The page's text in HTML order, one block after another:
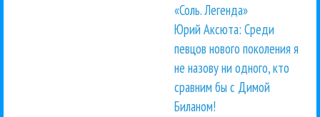
«Соль. Легенда»
Юрий Аксюта: Среди
певцов нового поколения я
не назову ни одного, кто
сравним бы с Димой
Биланом!